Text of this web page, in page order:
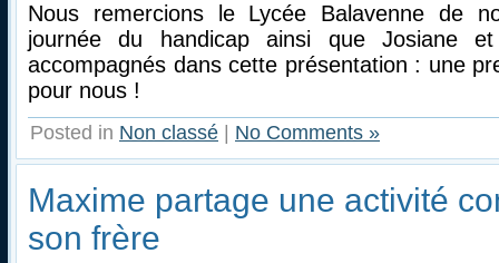
Nous remercions le Lycée Balavenne de
journée du handicap ainsi que Josiane
accompagnés dans cette présentation : une
pour nous !
Posted in Non classé | No Comments »
Maxime partage une activité
son frère